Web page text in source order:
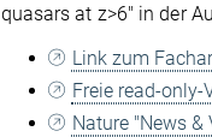
quasars at z>6" in der
Link zum
Freie read-only-
Nature "News